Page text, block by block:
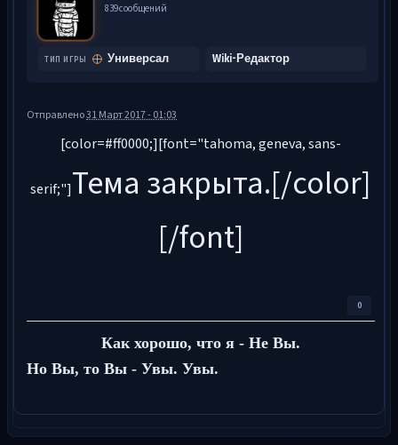
839 сообщений
ТИП ИГРЫ Универсал Wiki-Редактор
Отправлено31 Март 2017 - 01:03
[color=#ff0000;][font="tahoma, geneva, sans-
serif;"]Тема закрыта.[/color]
[/font]
0
Как хорошо, что я - Не Вы.
Но Вы, то Вы - Увы. Увы.